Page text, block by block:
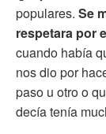
populares. Se
respetara por
cuando había
nos dio por
paso u otro o
decía tenía